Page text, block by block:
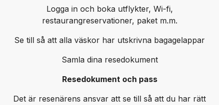
Logga in och boka utflykter, Wi-fi,
restaurangreservationer, paket m.m.
Se till så att alla väskor har utskrivna bagagelappar
Samla dina resedokument
Resedokument och pass
Det är resenärens ansvar att se till så att du har rätt